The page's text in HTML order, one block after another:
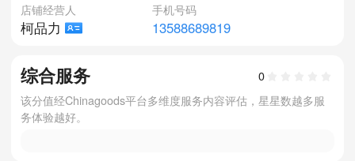
店铺经营人
柯品力
手机号码
13588689819
综合服务
0
该分值经Chinagoods平台多维度服务内容评估，星星数越多服
务体验越好。